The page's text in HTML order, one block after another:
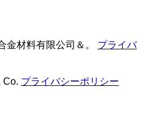
金材料有限公司＆。 プライバ
Co. プライバシーポリシー